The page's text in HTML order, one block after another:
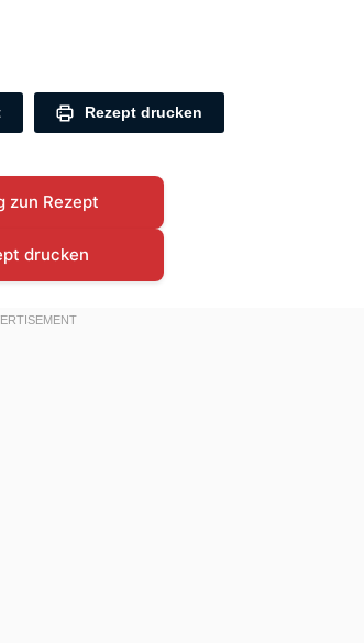
Rezept drucken
zun Rezept
drucken